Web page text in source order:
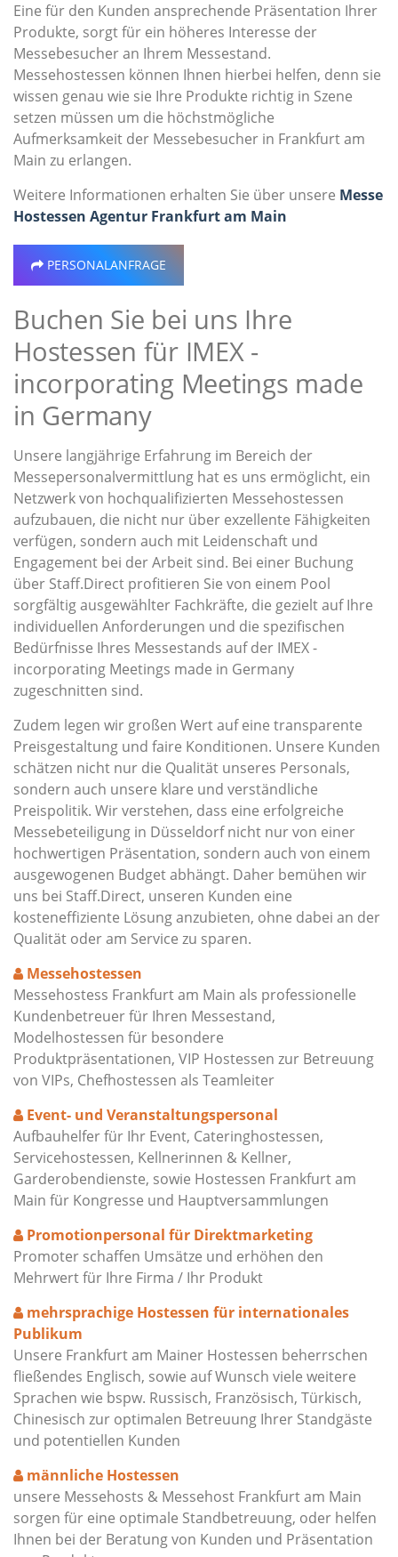
Eine für den Kunden ansprechende Präsentation Ihrer
Produkte, sorgt für ein höheres Interesse der
Messebesucher an Ihrem Messestand.
Messehostessen können Ihnen hierbei helfen, denn sie
wissen genau wie sie Ihre Produkte richtig in Szene
setzen müssen um die höchstmögliche
Aufmerksamkeit der Messebesucher in Frankfurt am
Main zu erlangen.
Weitere Informationen erhalten Sie über unsere Messe
Hostessen Agentur Frankfurt am Main
PERSONALANFRAGE
Buchen Sie bei uns Ihre
Hostessen für IMEX -
incorporating Meetings made
in Germany
Unsere langjährige Erfahrung im Bereich der
Messepersonalvermittlung hat es uns ermöglicht, ein
Netzwerk von hochqualifizierten Messehostessen
aufzubauen, die nicht nur über exzellente Fähigkeiten
verfügen, sondern auch mit Leidenschaft und
Engagement bei der Arbeit sind. Bei einer Buchung
über Staff.Direct profitieren Sie von einem Pool
sorgfältig ausgewählter Fachkräfte, die gezielt auf Ihre
individuellen Anforderungen und die spezifischen
Bedürfnisse Ihres Messestands auf der IMEX -
incorporating Meetings made in Germany
zugeschnitten sind.
Zudem legen wir großen Wert auf eine transparente
Preisgestaltung und faire Konditionen. Unsere Kunden
schätzen nicht nur die Qualität unseres Personals,
sondern auch unsere klare und verständliche
Preispolitik. Wir verstehen, dass eine erfolgreiche
Messebeteiligung in Düsseldorf nicht nur von einer
hochwertigen Präsentation, sondern auch von einem
ausgewogenen Budget abhängt. Daher bemühen wir
uns bei Staff.Direct, unseren Kunden eine
kosteneffiziente Lösung anzubieten, ohne dabei an der
Qualität oder am Service zu sparen.
Messehostessen
Messehostess Frankfurt am Main als professionelle
Kundenbetreuer für Ihren Messestand,
Modelhostessen für besondere
Produktpräsentationen, VIP Hostessen zur Betreuung
von VIPs, Chefhostessen als Teamleiter
Event- und Veranstaltungspersonal
Aufbauhelfer für Ihr Event, Cateringhostessen,
Servicehostessen, Kellnerinnen & Kellner,
Garderobendienste, sowie Hostessen Frankfurt am
Main für Kongresse und Hauptversammlungen
Promotionpersonal für Direktmarketing
Promoter schaffen Umsätze und erhöhen den
Mehrwert für Ihre Firma / Ihr Produkt
mehrsprachige Hostessen für internationales
Publikum
Unsere Frankfurt am Mainer Hostessen beherrschen
fließendes Englisch, sowie auf Wunsch viele weitere
Sprachen wie bspw. Russisch, Französisch, Türkisch,
Chinesisch zur optimalen Betreuung Ihrer Standgäste
und potentiellen Kunden
männliche Hostessen
unsere Messehosts & Messehost Frankfurt am Main
sorgen für eine optimale Standbetreuung, oder helfen
Ihnen bei der Beratung von Kunden und Präsentation